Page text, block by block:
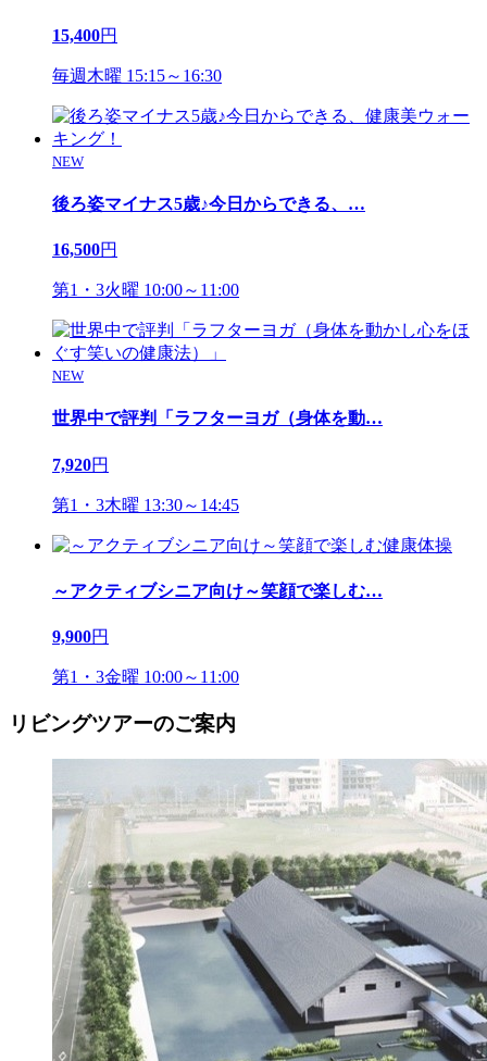
15,400円
毎週木曜 15:15～16:30
NEW
後ろ姿マイナス5歳♪今日からできる、 …
16,500円
第1・3火曜 10:00～11:00
NEW
世界中で評判「ラフターヨガ（身体を動…
7,920円
第1・3木曜 13:30～14:45
～アクティブシニア向け～笑顔で楽しむ…
9,900円
第1・3金曜 10:00～11:00
リビングツアーのご案内